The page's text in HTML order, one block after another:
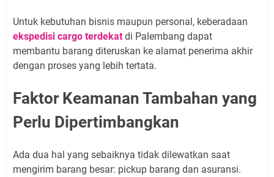
Untuk kebutuhan bisnis maupun personal, keberadaan
ekspedisi cargo terdekat di Palembang dapat
membantu barang diteruskan ke alamat penerima akhir
dengan proses yang lebih tertata.
Faktor Keamanan Tambahan yang
Perlu Dipertimbangkan
Ada dua hal yang sebaiknya tidak dilewatkan saat
mengirim barang besar: pickup barang dan asuransi.